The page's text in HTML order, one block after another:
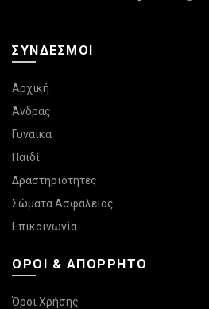
ΣΎΝΔΕΣΜΟΙ
Αρχική
Άνδρας
Γυναίκα
Παιδί
Δραστηριότητες
Σώματα Ασφαλείας
Επικοινωνία
ΌΡΟΙ & ΑΠΌΡΡΗΤΟ
Όροι Χρήσης